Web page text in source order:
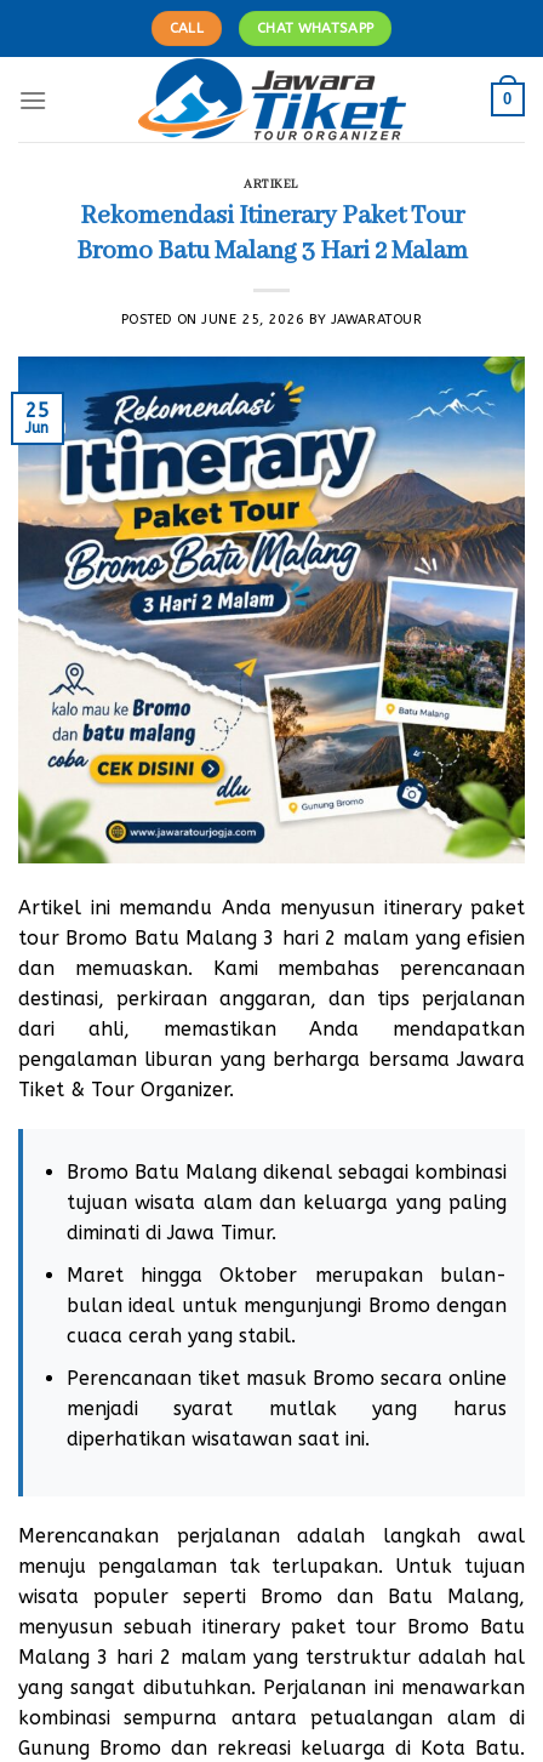
CALL CHAT WHATSAPP
0
ARTIKEL
Rekomendasi Itinerary Paket Tour
Bromo Batu Malang 3 Hari 2 Malam
POSTED ONJUNE 25, 2026 BY JAWARATOUR
25
Jun
Artikel ini memandu Anda menyusun itinerary paket
tour Bromo Batu Malang 3 hari 2 malam yang efisien
dan memuaskan. Kami membahas perencanaan
destinasi, perkiraan anggaran, dan tips perjalanan
dari ahli, memastikan Anda mendapatkan
pengalaman liburan yang berharga bersama Jawara
Tiket & Tour Organizer.
Bromo Batu Malang dikenal sebagai kombinasi
tujuan wisata alam dan keluarga yang paling
diminati di Jawa Timur.
Maret hingga Oktober merupakan bulan-
bulan ideal untuk mengunjungi Bromo dengan
cuaca cerah yang stabil.
Perencanaan tiket masuk Bromo secara online
menjadi syarat mutlak yang harus
diperhatikan wisatawan saat ini.
Merencanakan perjalanan adalah langkah awal
menuju pengalaman tak terlupakan. Untuk tujuan
wisata populer seperti Bromo dan Batu Malang,
menyusun sebuah itinerary paket tour Bromo Batu
Malang 3 hari 2 malamyang terstruktur adalah hal
yang sangat dibutuhkan. Perjalanan ini menawarkan
kombinasi sempurna antara petualangan alam di
Gunung Bromo dan rekreasi keluarga di Kota Batu.